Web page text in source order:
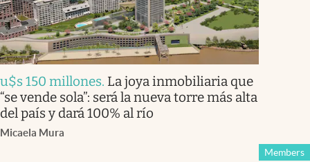
u$s 150 millones. La joya inmobiliaria que
“se vende sola”: será la nueva torre más alta
del país y dará 100% al río
Micaela Mura
Members